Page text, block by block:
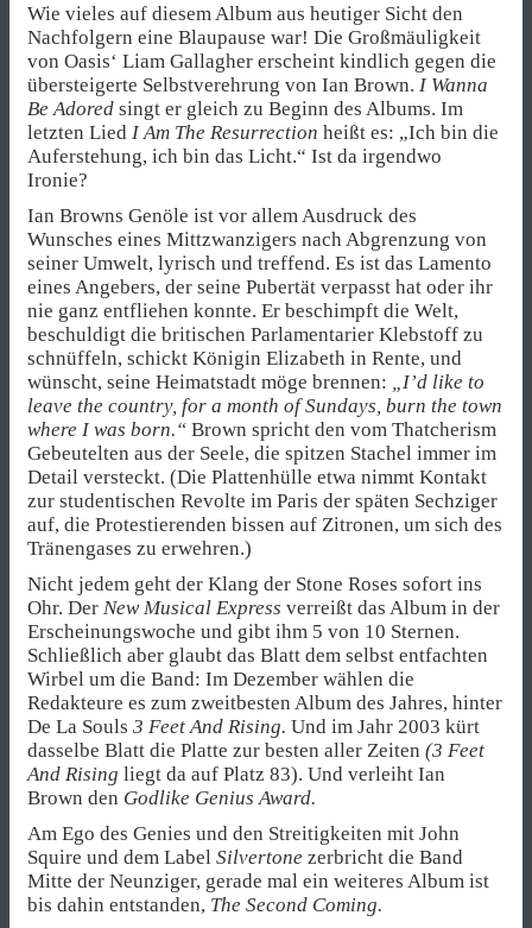
Wie vieles auf diesem Album aus heutiger Sicht den
Nachfolgern eine Blaupause war! Die Großmäuligkeit
von Oasis‘ Liam Gallagher erscheint kindlich gegen die
übersteigerte Selbstverehrung von Ian Brown. I Wanna
Be Adored singt er gleich zu Beginn des Albums. Im
letzten Lied I Am The Resurrection heißt es: „Ich bin die
Auferstehung, ich bin das Licht.“ Ist da irgendwo
Ironie?
Ian Browns Genöle ist vor allem Ausdruck des
Wunsches eines Mittzwanzigers nach Abgrenzung von
seiner Umwelt, lyrisch und treffend. Es ist das Lamento
eines Angebers, der seine Pubertät verpasst hat oder ihr
nie ganz entfliehen konnte. Er beschimpft die Welt,
beschuldigt die britischen Parlamentarier Klebstoff zu
schnüffeln, schickt Königin Elizabeth in Rente, und
wünscht, seine Heimatstadt möge brennen: „I’d like to
leave the country, for a month of Sundays, burn the town
where I was born.“ Brown spricht den vom Thatcherism
Gebeutelten aus der Seele, die spitzen Stachel immer im
Detail versteckt. (Die Plattenhülle etwa nimmt Kontakt
zur studentischen Revolte im Paris der späten Sechziger
auf, die Protestierenden bissen auf Zitronen, um sich des
Tränengases zu erwehren.)
Nicht jedem geht der Klang der Stone Roses sofort ins
Ohr. Der New Musical Express verreißt das Album in der
Erscheinungswoche und gibt ihm 5 von 10 Sternen.
Schließlich aber glaubt das Blatt dem selbst entfachten
Wirbel um die Band: Im Dezember wählen die
Redakteure es zum zweitbesten Album des Jahres, hinter
De La Souls 3 Feet And Rising. Und im Jahr 2003 kürt
dasselbe Blatt die Platte zur besten aller Zeiten (3 Feet
And Rising liegt da auf Platz 83). Und verleiht Ian
Brown den Godlike Genius Award.
Am Ego des Genies und den Streitigkeiten mit John
Squire und dem Label Silvertone zerbricht die Band
Mitte der Neunziger, gerade mal ein weiteres Album ist
bis dahin entstanden, The Second Coming.